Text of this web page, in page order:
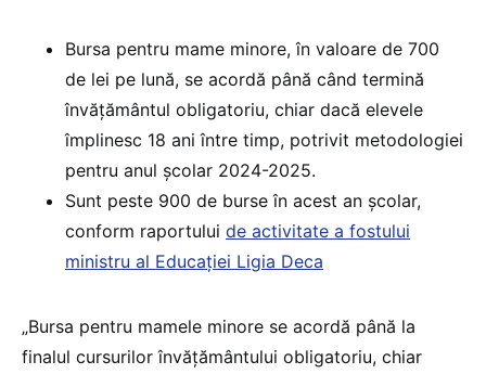
Bursa pentru mame minore, în valoare de 700
de lei pe lună, se acordă până când termină
învățământul obligatoriu, chiar dacă elevele
împlinesc 18 ani între timp, potrivit metodologiei
pentru anul școlar 2024-2025.
Sunt peste 900 de burse în acest an școlar,
conform raportului de activitate a fostului
ministru al Educației Ligia Deca
„Bursa pentru mamele minore se acordă până la
finalul cursurilor învățământului obligatoriu, chiar